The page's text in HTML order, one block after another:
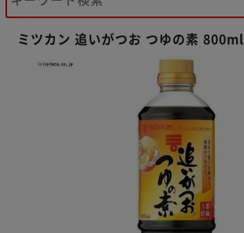
ミツカン 追いがつお つゆの素 800ml
※ご確認ください